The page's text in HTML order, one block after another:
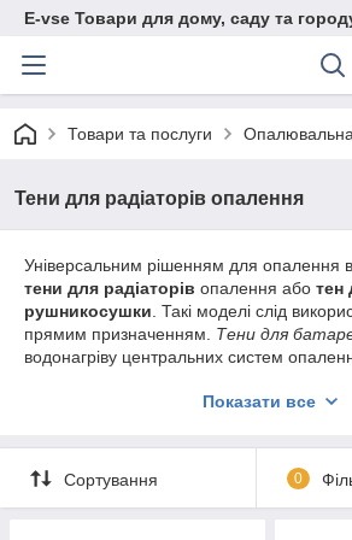
E-vse Товари для дому, саду та
Товари та послуги Опалювальна
Тени для радіаторів опалення
Універсальним рішенням для опалення
тени для радіаторів опалення або тен
рушникосушки . Такі моделі слід
прямим призначенням. Тени для
водонагріву центральних систем
отримав
Показати все
Сортування 0